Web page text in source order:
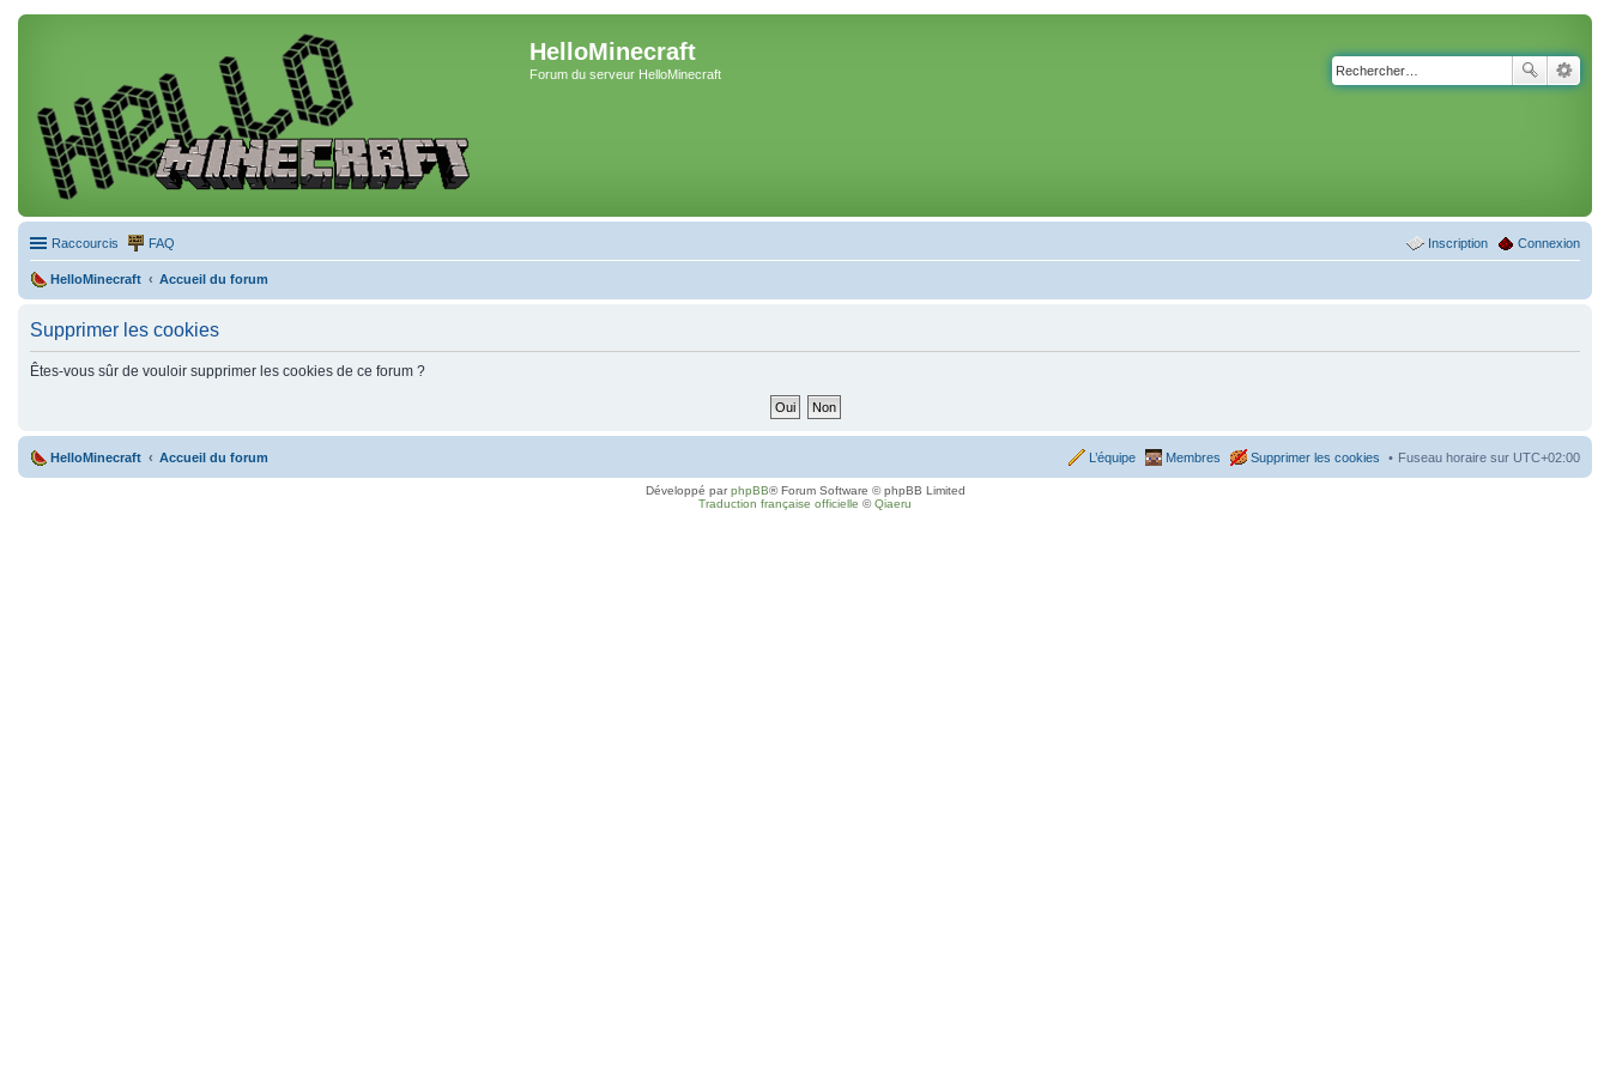
HelloMinecraft
Forum du serveur HelloMinecraft
Raccourcis FAQ Connexion
Inscription
HelloMinecraft Accueil du forum
Supprimer les cookies
Êtes-vous sûr de vouloir supprimer les cookies de ce forum ?
HelloMinecraft Accueil du forum Fuseau horaire sur UTC+02:00
Supprimer les cookies
Membres
L’équipe
Développé parphpBB® Forum Software © phpBB Limited
Traduction française officielle ©Qiaeru